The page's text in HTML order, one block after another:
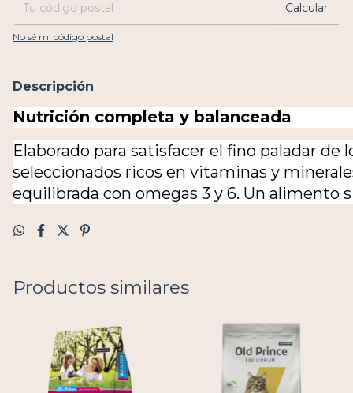
Calcular
No sé mi código postal
Descripción
Nutrición completa y balanceada
Elaborado para satisfacer el fino paladar
seleccionados ricos en vitaminas y
equilibrada con omegas 3 y 6. Un alimento
Productos similares